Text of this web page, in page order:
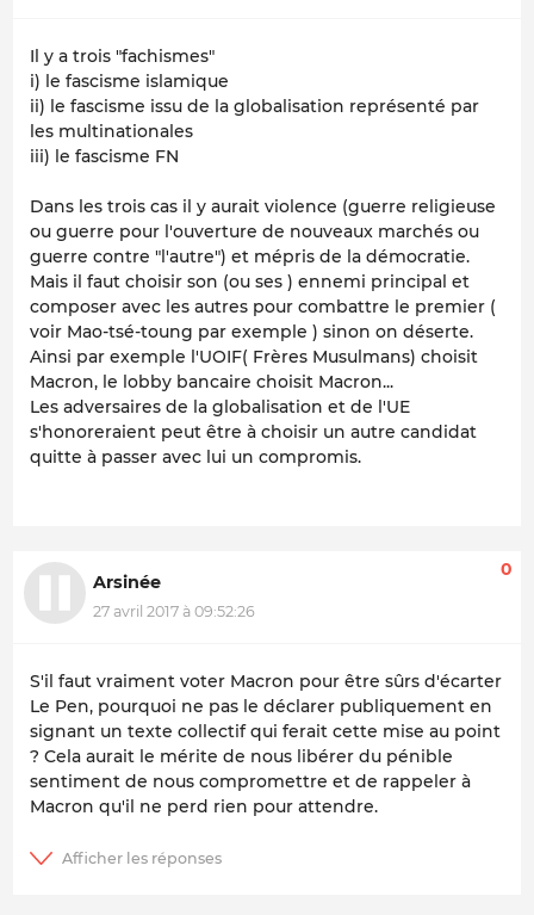
Il y a trois "fachismes"
i) le fascisme islamique
ii) le fascisme issu de la globalisation représenté par
les multinationales
iii) le fascisme FN
Dans les trois cas il y aurait violence (guerre religieuse
ou guerre pour l'ouverture de nouveaux marchés ou
guerre contre "l'autre") et mépris de la démocratie.
Mais il faut choisir son (ou ses ) ennemi principal et
composer avec les autres pour combattre le premier (
voir Mao-tsé-toung par exemple ) sinon on déserte.
Ainsi par exemple l'UOIF( Frères Musulmans) choisit
Macron, le lobby bancaire choisit Macron...
Les adversaires de la globalisation et de l'UE
s'honoreraient peut être à choisir un autre candidat
quitte à passer avec lui un compromis.
Arsinée
27 avril 2017 à 09:52:26
0
S'il faut vraiment voter Macron pour être sûrs d'écarter
Le Pen, pourquoi ne pas le déclarer publiquement en
signant un texte collectif qui ferait cette mise au point
? Cela aurait le mérite de nous libérer du pénible
sentiment de nous compromettre et de rappeler à
Macron qu'il ne perd rien pour attendre.